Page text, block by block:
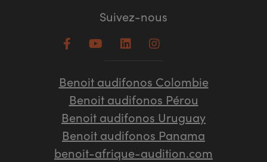
Suivez-nous
Benoit audifonos Colombie
Benoit audifonos Pérou
Benoit audifonos Uruguay
Benoit audifonos Panama
benoit-afrique-audition.com